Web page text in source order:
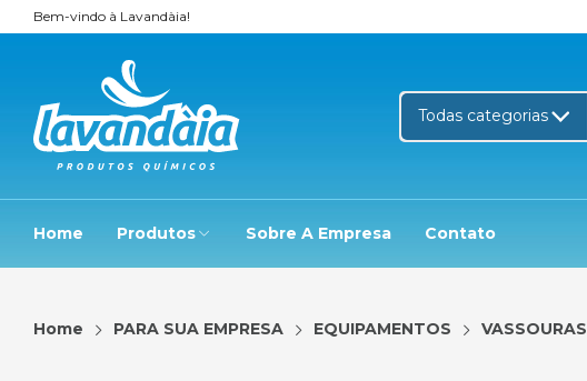
Bem-vindo à Lavandàia!
Home Produtos Sobre A Empresa Contato
Home PARA SUA EMPRESA EQUIPAMENTOS VASSOURAS